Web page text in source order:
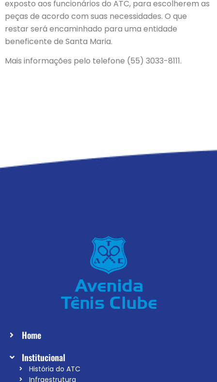
exposto aos funcionários do ATC, para escolherem as
peças de acordo com suas necessidades. O que
restar será encaminhado para uma entidade
beneficente de Santa Maria.
Mais informações pelo telefone (55) 3033-8111.
Home
Institucional
História do ATC
Infraestrutura